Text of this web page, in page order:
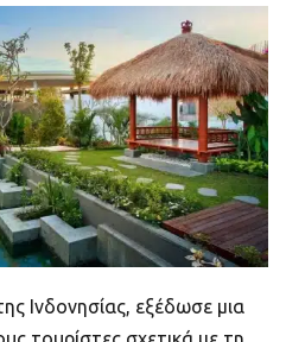
Ινδονησίας, εξέδωσε μια
λειτουργεί αυτό